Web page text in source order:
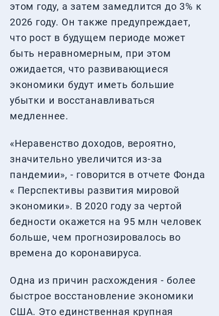
этом году, а затем замедлится до 3% к
2026 году. Он также предупреждает,
что рост в будущем периоде может
быть неравномерным, при этом
ожидается, что развивающиеся
экономики будут иметь большие
убытки и восстанавливаться
медленнее.
«Неравенство доходов, вероятно,
значительно увеличится из-за
пандемии», - говорится в отчете Фонда
« Перспективы развития мировой
экономики». В 2020 году за чертой
бедности окажется на 95 млн человек
больше, чем прогнозировалось во
времена до коронавируса.
Одна из причин расхождения - более
быстрое восстановление экономики
США. Это единственная крупная